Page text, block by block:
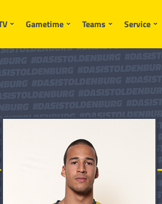
Gametime Teams Service